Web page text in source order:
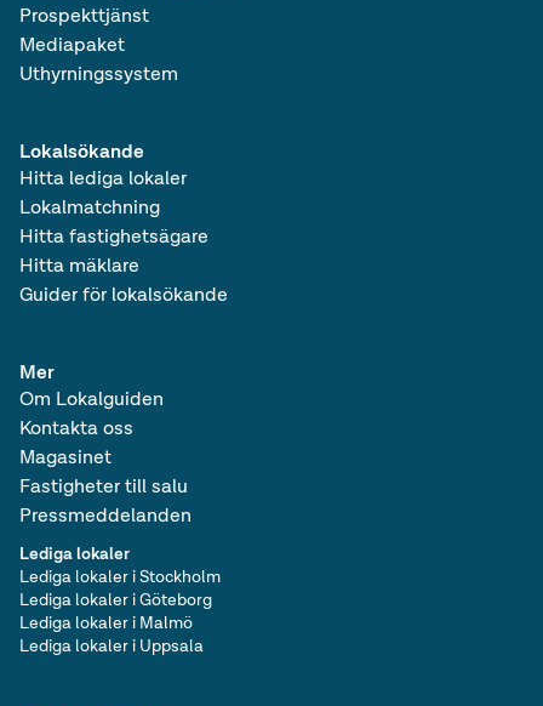
Lokalsökande
Hitta lediga lokaler
Lokalmatchning
Hitta fastighetsägare
Hitta mäklare
Guider för lokalsökande
Prospekttjänst
Mediapaket
Uthyrningssystem
Mer
Om Lokalguiden
Kontakta oss
Magasinet
Fastigheter till salu
Pressmeddelanden
Lediga lokaler
Lediga lokaler i Stockholm
Lediga lokaler i Göteborg
Lediga lokaler i Malmö
Lediga lokaler i Uppsala